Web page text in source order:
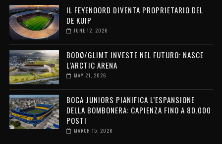
IL FEYENOORD DIVENTA PROPRIETARIO DEL
DE KUIP
JUNE 12, 2026
BODØ/GLIMT INVESTE NEL FUTURO: NASCE
L’ARCTIC ARENA
MAY 21, 2026
BOCA JUNIORS PIANIFICA L’ESPANSIONE
DELLA BOMBONERA: CAPIENZA FINO A 80.000
POSTI
MARCH 15, 2026